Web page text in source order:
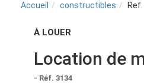
Accueil constructibles Ref.
À LOUER
Location de
- Réf. 3134